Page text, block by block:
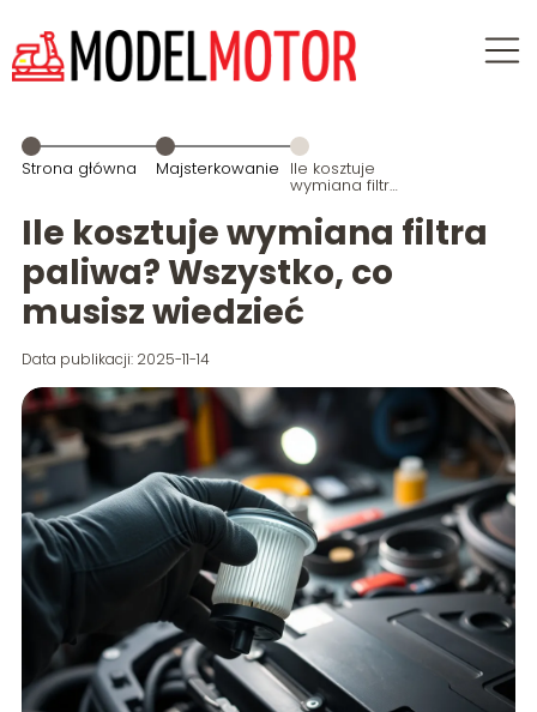
Strona główna Majsterkowanie Ile kosztuje
wymiana filtra
paliwa?
Wszystko, co
musisz
wiedzieć
Ile kosztuje wymiana filtra
paliwa? Wszystko, co
musisz wiedzieć
Data publikacji: 2025-11-14